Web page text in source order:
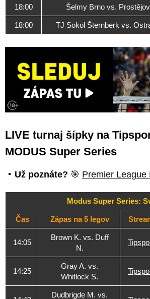
18:00 Šelmy Brno vs. Prostějov
18:00 TJ Sokol Šternberk vs.
LIVE turnaj šípky na
MODUS Super Series
Už poznáte? 🎯 Premier League
Modus Super Series:
Čas Zápas na 5 legov
14:05
Brown K. vs. Duff
N.
14:25
Gray A. vs.
Whitlock S.
Dudbrigde M. vs.